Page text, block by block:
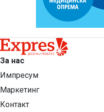
За нас
Импресум
Маркетинг
Контакт